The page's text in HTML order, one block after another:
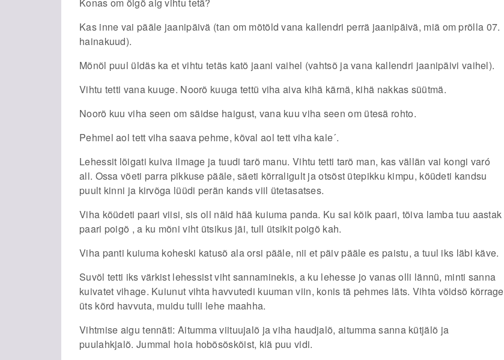
Kas inne vai pääle jaanipäivä (tan om mõtõld vana kallendri perrä jaanipäivä, miä om prõlla 07.
hainakuud).
Mõnõl puul üldäs ka et vihtu tetäs katõ jaani vaihel (vahtsõ ja vana kallendri jaanipäivi vaihel).
Vihtu tetti vana kuuge. Noorõ kuuga tettü viha aiva kihä kärnä, kihä nakkas süütmä.
Noorõ kuu viha seen om säidse haigust, vana kuu viha seen om ütesä rohto.
Pehmel aol tett viha saava pehme, kõval aol tett viha kale´.
Lehessit lõigati kuiva ilmage ja tuudi tarõ manu. Vihtu tetti tarõ man, kas vällän vai kongi varó
all. Ossa võeti parra pikkuse pääle, säeti kõrraligult ja otsõst ütepikku kimpu, köüdeti kandsu
puult kinni ja kirvõga lüüdi perän kands viil ütetasatses.
Viha köüdeti paari viisi, sis oll näid hää kuiuma panda. Ku sai kõik paari, tõiva lamba tuu aastak
paari poigõ , a ku mõni viht ütsikus jäi, tull ütsikit poigõ kah.
Viha panti kuiuma koheski katusõ ala orsi pääle, nii et päiv pääle es paistu, a tuul iks läbi käve.
Suvõl tetti iks värkist lehessist viht sannaminekis, a ku lehesse jo vanas olli lännü, minti sanna
kuivatet vihage. Kuiunut vihta havvutedi kuuman viin, konis tä pehmes läts. Vihta võidsõ kõrrage
üts kõrd havvuta, muidu tulli lehe maahha.
Vihtmise aigu tennäti: Aitumma viituujalõ ja viha haudjalõ, aitumma sanna kütjälõ ja
puulahkjalõ. Jummal hoia hobõsõskõist, kiä puu vidi.